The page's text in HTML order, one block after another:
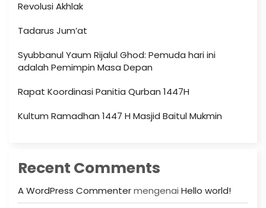
Revolusi Akhlak
Tadarus Jum’at
Syubbanul Yaum Rijalul Ghod: Pemuda hari ini
adalah Pemimpin Masa Depan
Rapat Koordinasi Panitia Qurban 1447H
Kultum Ramadhan 1447 H Masjid Baitul Mukmin
Recent Comments
A WordPress Commentermengenai Hello world!